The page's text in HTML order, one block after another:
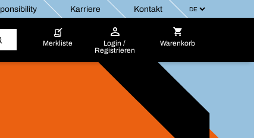
Karriere Kontakt
Merkliste
Login /
Registrieren
Warenkorb